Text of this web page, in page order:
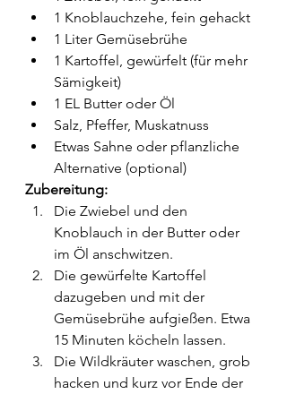
1 Knoblauchzehe, fein gehackt
1 Liter Gemüsebrühe
1 Kartoffel, gewürfelt (für mehr
Sämigkeit)
1 EL Butter oder Öl
Salz, Pfeffer, Muskatnuss
Etwas Sahne oder pflanzliche
Alternative (optional)
Zubereitung:
Die Zwiebel und den
Knoblauch in der Butter oder
im Öl anschwitzen.
Die gewürfelte Kartoffel
dazugeben und mit der
Gemüsebrühe aufgießen. Etwa
15 Minuten köcheln lassen.
Die Wildkräuter waschen, grob
hacken und kurz vor Ende der